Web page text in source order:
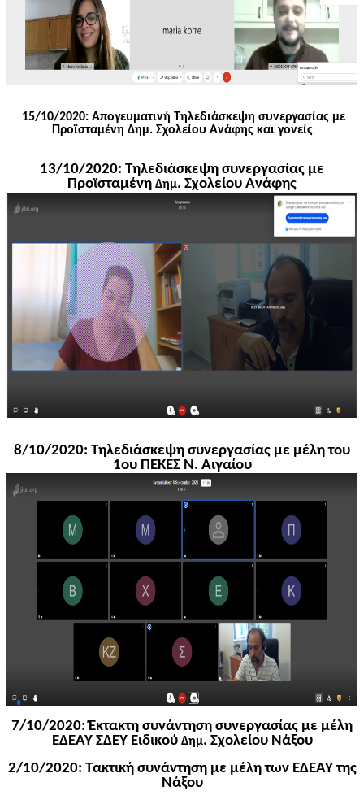
15/10/2020: Απογευματινή Τηλεδιάσκεψη συνεργασίας με
Προϊσταμένη Δημ. Σχολείου Ανάφης και γονείς
13/10/2020: Τηλεδιάσκεψη συνεργασίας με
Προϊσταμένη Δημ. Σχολείου Ανάφης
8/10/2020: Τηλεδιάσκεψη συνεργασίας με μέλη του
1ου ΠΕΚΕΣ Ν. Αιγαίου
7/10/2020: Έκτακτη συνάντηση συνεργασίας με μέλη
ΕΔΕΑΥ ΣΔΕΥ Ειδικού Δημ. Σχολείου Νάξου
2/10/2020: Τακτική συνάντηση με μέλη των ΕΔΕΑΥ της
Νάξου